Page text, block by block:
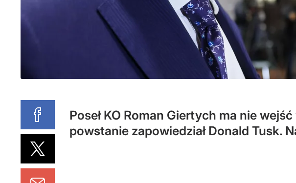
Poseł KO Roman Giertych ma nie
powstanie zapowiedział Donald Tusk.